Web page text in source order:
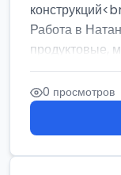
Работа в
продуктовые,
Разнорабочий
0 просмотров